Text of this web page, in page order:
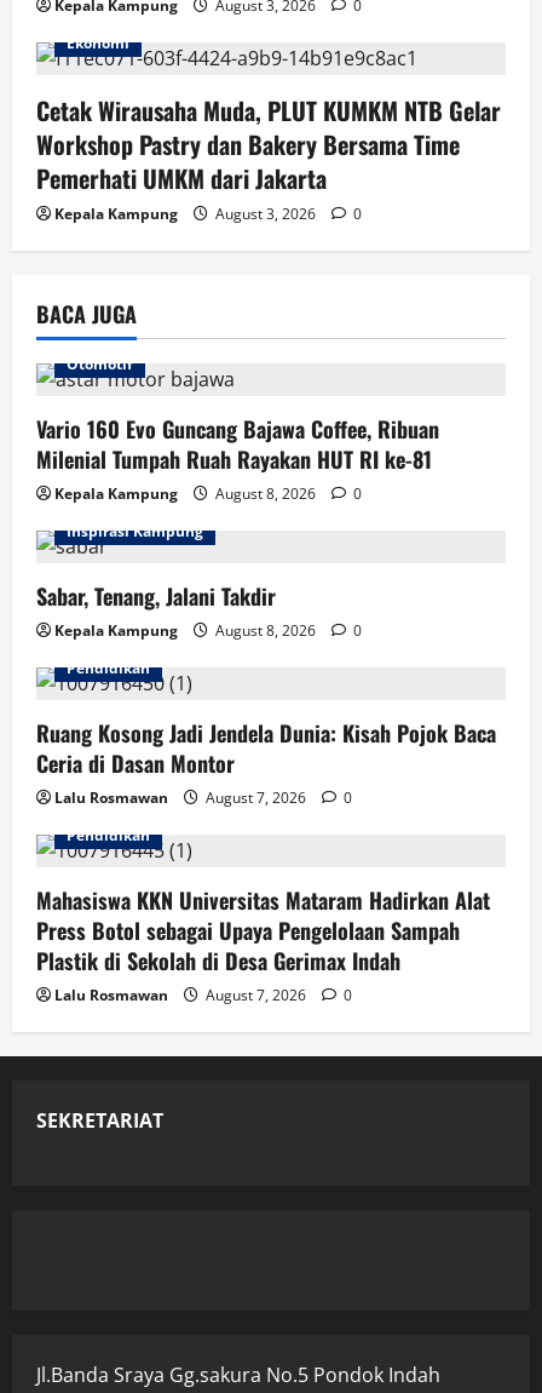
Kepala Kampung August 3, 2026
0
Ekonomi
Cetak Wirausaha Muda, PLUT KUMKM NTB Gelar
Workshop Pastry dan Bakery Bersama Time
Pemerhati UMKM dari Jakarta
Kepala Kampung August 3, 2026 0
BACA JUGA
Otomotif
Vario 160 Evo Guncang Bajawa Coffee, Ribuan
Milenial Tumpah Ruah Rayakan HUT RI ke-81
Kepala Kampung August 8, 2026
0
Inspirasi Kampung
Sabar, Tenang, Jalani Takdir
Kepala Kampung August 8, 2026
0
Pendidikan
Ruang Kosong Jadi Jendela Dunia: Kisah Pojok Baca
Ceria di Dasan Montor
Lalu Rosmawan August 7, 2026
0
Pendidikan
Mahasiswa KKN Universitas Mataram Hadirkan Alat
Press Botol sebagai Upaya Pengelolaan Sampah
Plastik di Sekolah di Desa Gerimax Indah
Lalu Rosmawan August 7, 2026 0
SEKRETARIAT
Jl.Banda Sraya Gg.sakura No.5 Pondok Indah